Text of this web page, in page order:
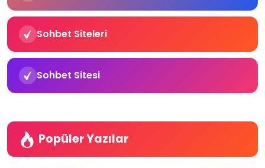
Sohbet Siteleri
Sohbet Sitesi
Popüler Yazılar